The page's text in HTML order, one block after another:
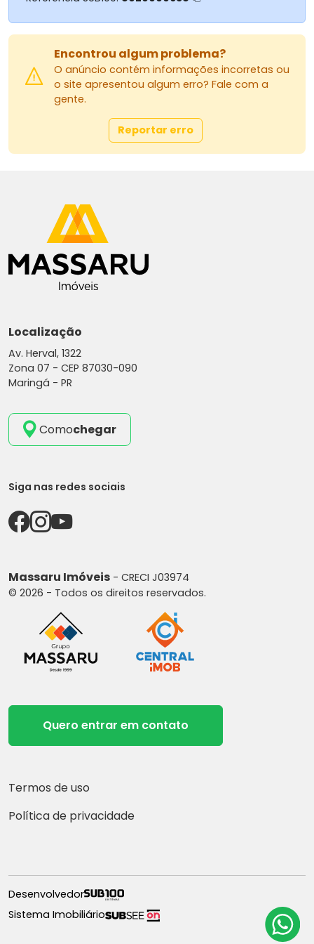
MASSARU IMÓVEIS
Av. Herval, 1322, Zona 07 - Maringá/PR
44 3026-4441
44 99119-1555 Corretor Orozil
Site: www.massaruimoveis.com.br
Instagram: grupomassaru
AGRADECEMOS A PREFERÊNCIA
Encontrou algum problema?
O anúncio contém informações incorretas ou
o site apresentou algum erro? Fale com a
gente.
Reportar erro
Localização
Av. Herval, 1322
Zona 07 - CEP 87030-090
Maringá - PR
Comochegar
Siga nas redes sociais
Massaru Imóveis - CRECI J03974
© 2026 - Todos os direitos reservados.
Quero entrar em contato
Termos de uso
Política de privacidade
Desenvolvedor
Sistema Imobiliário